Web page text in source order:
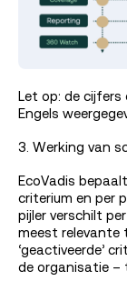
Let op: de cijfers
Engels
3. Werking van
EcoVadis
criterium en per
pijler verschilt
meest relevante
‘geactiveerde’
de organisatie –